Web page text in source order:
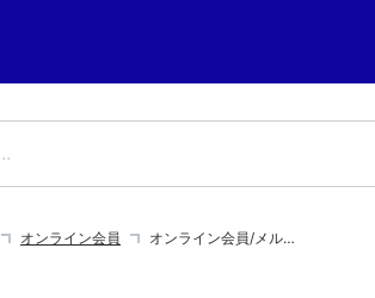
オンライン会員 オンライン会員/メル…